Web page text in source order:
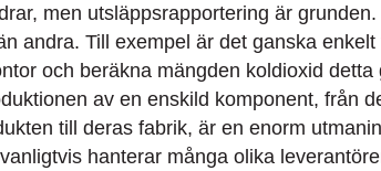
men utsläppsrapportering är
andra. Till exempel är det ganska
och beräkna mängden koldioxid
av en enskild komponent, från
till deras fabrik, är en enorm
hanterar många olika